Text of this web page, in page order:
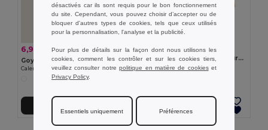
6,91 € 7,68 € -10%
Goya 52573
Calendrier en liège naturel avec 4 cubes YALE
4,62 €
CALENDOO Calendrier de bureau avec mémo
GiftRetail MO2756
désactivés car ils sont requis pour le bon fonctionnement
du site. Cependant, vous pouvez choisir d’accepter ou de
bloquer d'autres types de cookies, tels que ceux utilisés
pour la personnalisation, l'analyse et la publicité.
Pour plus de détails sur la façon dont nous utilisons les
cookies, comment les contrôler et sur les cookies tiers,
veuillez consulter notrepolitique en matière de cookieset
Privacy Policy.
Essentiels uniquement Préférences